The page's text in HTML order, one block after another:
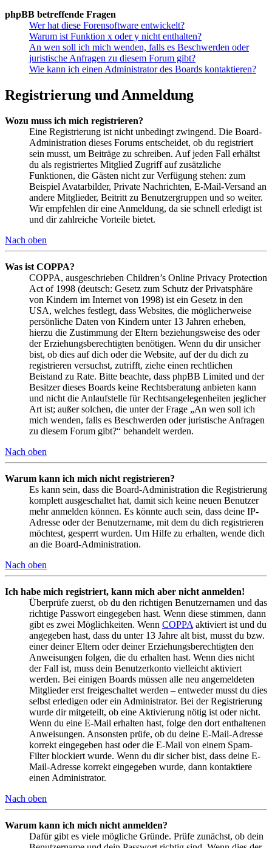
phpBB betreffende Fragen
Wer hat diese Forensoftware entwickelt?
Warum ist Funktion x oder y nicht enthalten?
An wen soll ich mich wenden, falls es Beschwerden oder
juristische Anfragen zu diesem Forum gibt?
Wie kann ich einen Administrator des Boards kontaktieren?
Registrierung und Anmeldung
Wozu muss ich mich registrieren?
Eine Registrierung ist nicht unbedingt zwingend. Die Board-
Administration dieses Forums entscheidet, ob du registriert
sein musst, um Beiträge zu schreiben. Auf jeden Fall erhältst
du als registriertes Mitglied Zugriff auf zusätzliche
Funktionen, die Gästen nicht zur Verfügung stehen: zum
Beispiel Avatarbilder, Private Nachrichten, E-Mail-Versand an
andere Mitglieder, Beitritt zu Benutzergruppen und so weiter.
Wir empfehlen dir eine Anmeldung, da sie schnell erledigt ist
und dir zahlreiche Vorteile bietet.
Nach oben
Was ist COPPA?
COPPA, ausgeschrieben Children’s Online Privacy Protection
Act of 1998 (deutsch: Gesetz zum Schutz der Privatsphäre
von Kindern im Internet von 1998) ist ein Gesetz in den
USA, welches festlegt, dass Websites, die möglicherweise
persönliche Daten von Kindern unter 13 Jahren erheben,
hierzu die Zustimmung der Eltern beziehungsweise des oder
der Erziehungsberechtigten benötigen. Wenn du dir unsicher
bist, ob dies auf dich oder die Website, auf der du dich zu
registrieren versuchst, zutrifft, ziehe einen rechtlichen
Beistand zu Rate. Bitte beachte, dass phpBB Limited und der
Besitzer dieses Boards keine Rechtsberatung anbieten kann
und nicht die Anlaufstelle für Rechtsangelegenheiten jeglicher
Art ist; außer solchen, die unter der Frage „An wen soll ich
mich wenden, falls es Beschwerden oder juristische Anfragen
zu diesem Forum gibt?“ behandelt werden.
Nach oben
Warum kann ich mich nicht registrieren?
Es kann sein, dass die Board-Administration die Registrierung
komplett ausgeschaltet hat, damit sich keine neuen Benutzer
mehr anmelden können. Es könnte auch sein, dass deine IP-
Adresse oder der Benutzername, mit dem du dich registrieren
möchtest, gesperrt wurden. Um Hilfe zu erhalten, wende dich
an die Board-Administration.
Nach oben
Ich habe mich registriert, kann mich aber nicht anmelden!
Überprüfe zuerst, ob du den richtigen Benutzernamen und das
richtige Passwort eingegeben hast. Wenn diese stimmen, dann
gibt es zwei Möglichkeiten. Wenn COPPA aktiviert ist und du
angegeben hast, dass du unter 13 Jahre alt bist, musst du bzw.
einer deiner Eltern oder deiner Erziehungsberechtigten den
Anweisungen folgen, die du erhalten hast. Wenn dies nicht
der Fall ist, muss dein Benutzerkonto vielleicht aktiviert
werden. Bei einigen Boards müssen alle neu angemeldeten
Mitglieder erst freigeschaltet werden – entweder musst du dies
selbst erledigen oder ein Administrator. Bei der Registrierung
wurde dir mitgeteilt, ob eine Aktivierung nötig ist oder nicht.
Wenn du eine E-Mail erhalten hast, folge den dort enthaltenen
Anweisungen. Ansonsten prüfe, ob du deine E-Mail-Adresse
korrekt eingegeben hast oder die E-Mail von einem Spam-
Filter blockiert wurde. Wenn du dir sicher bist, dass deine E-
Mail-Adresse korrekt eingegeben wurde, dann kontaktiere
einen Administrator.
Nach oben
Warum kann ich mich nicht anmelden?
Dafür gibt es viele mögliche Gründe. Prüfe zunächst, ob dein